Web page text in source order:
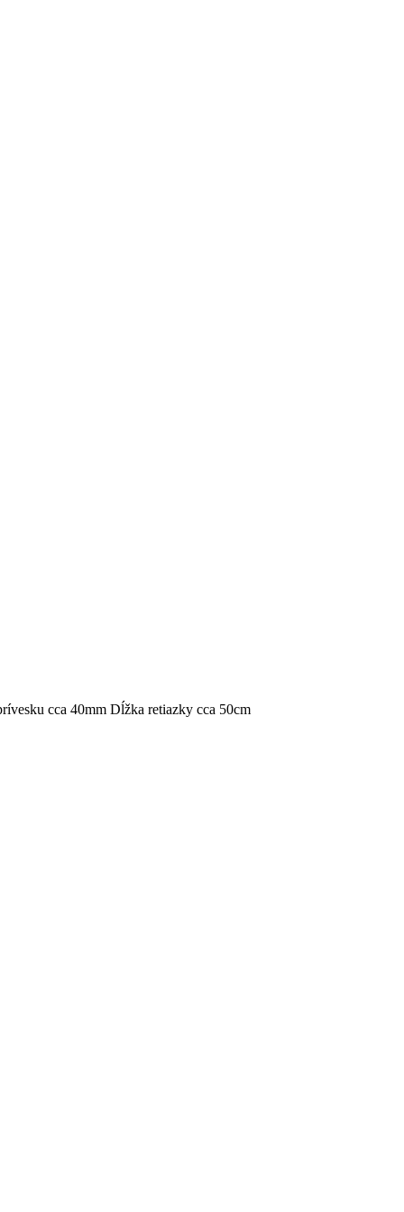
cca 40mm Dĺžka retiazky cca 50cm